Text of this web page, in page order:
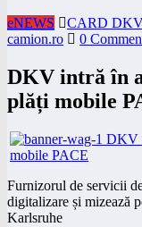
eNEWS CARD DKV
camion.ro
0
DKV intră în
plăți mobile
Furnizorul de servicii
digitalizare și mizează
Karlsruhe